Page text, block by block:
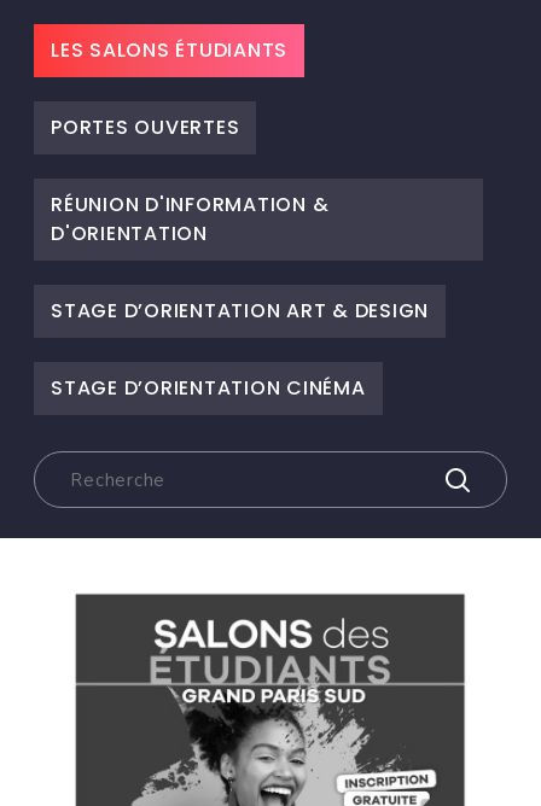
LES SALONS ÉTUDIANTS
PORTES OUVERTES
RÉUNION D'INFORMATION &
D'ORIENTATION
STAGE D’ORIENTATION ART & DESIGN
STAGE D’ORIENTATION CINÉMA